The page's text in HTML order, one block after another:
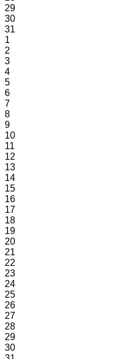
29
30
31
1
2
3
4
5
6
7
8
9
10
11
12
13
14
15
16
17
18
19
20
21
22
23
24
25
26
27
28
29
30